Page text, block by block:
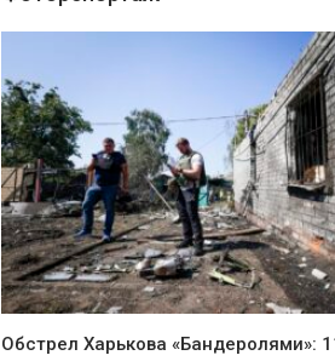
Обстрел Харькова «Бандеролями»: